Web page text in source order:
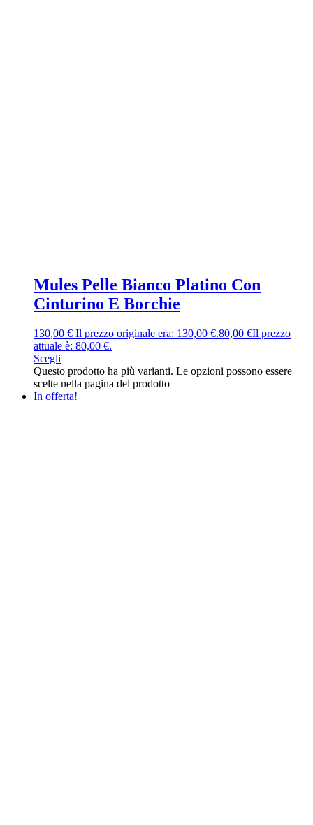
Mules Pelle Bianco Platino Con
Cinturino E Borchie
130,00€ Il prezzo originale era: 130,00 €.80,00 €Il prezzo
attuale è: 80,00 €.
Scegli
Questo prodotto ha più varianti. Le opzioni possono essere
scelte nella pagina del prodotto
In offerta!